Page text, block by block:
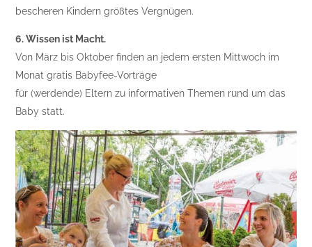
bescheren Kindern größtes Vergnügen.
6. Wissen ist Macht.
Von März bis Oktober finden an jedem ersten Mittwoch im
Monat gratis Babyfee-Vorträge
für (werdende) Eltern zu informativen Themen rund um das
Baby statt.